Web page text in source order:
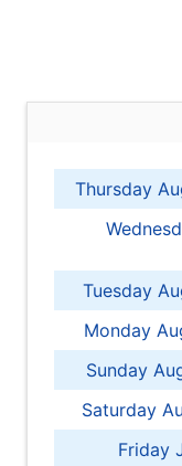
Thursday
Tuesday
Monday
Sunday
Saturday
Friday